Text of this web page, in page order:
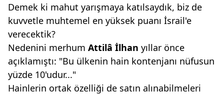
Demek ki mahut yarışmaya katılsaydık, biz de
kuvvetle muhtemel en yüksek puanı İsrail'e
verecektik?
Nedenini merhum Attilâ İlhan yıllar önce
açıklamıştı: "Bu ülkenin hain kontenjanı nüfusun
yüzde 10'udur..."
Hainlerin ortak özelliği de satın alınabilmeleri